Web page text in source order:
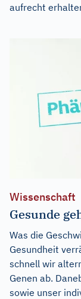
aufrecht
Wissenschaft
Gesunde
Was die
Gesundheit
schnell wir
Genen ab.
sowie unser